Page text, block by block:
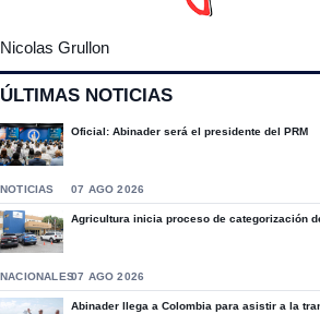
Nicolas Grullon
ÚLTIMAS NOTICIAS
Oficial: Abinader será el presidente del PRM
NOTICIAS 07 AGO 2026
Agricultura inicia proceso de categorización
NACIONALES07 AGO 2026
Abinader llega a Colombia para asistir a la